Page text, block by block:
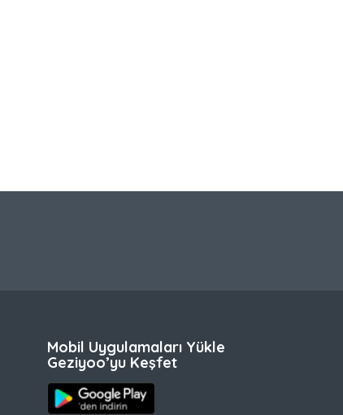
Mobil Uygulamaları Yükle
Geziyoo’yu Keşfet